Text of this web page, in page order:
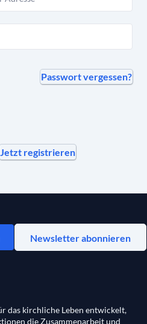
Passwort vergessen?
Jetzt registrieren
Newsletter abonnieren
das kirchliche Leben entwickelt,
die Zusammenarbeit und